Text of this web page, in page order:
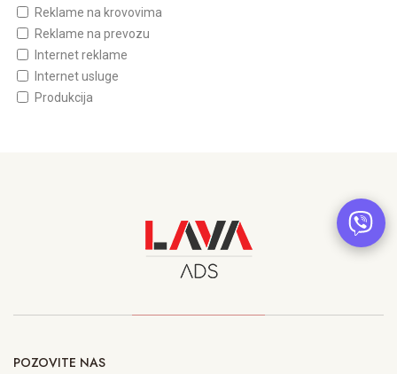
Reklame na krovovima
Reklame na prevozu
Internet reklame
Internet usluge
Produkcija
POZOVITE NAS